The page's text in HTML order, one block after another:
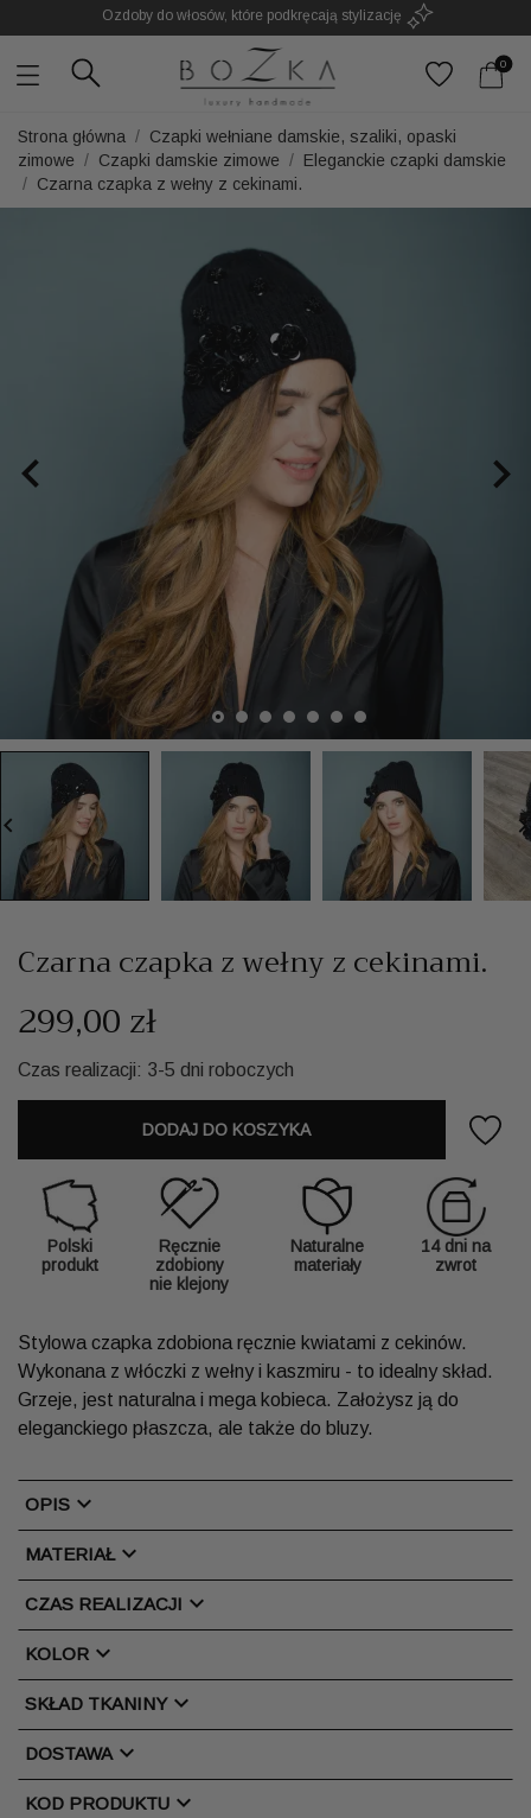
Powstają w Polsce z dużym udziałem pracy ręcznej
Twój znak rozpoznawczy. Nie kolejny dodatek 0
Strona główna
Czapki wełniane damskie, szaliki, opaski
zimowe
Czapki damskie zimowe
Eleganckie czapki damskie
Czarna czapka z wełny z cekinami.
 
Czarna czapka z wełny z cekinami.
299,00 zł
Czas realizacji: 3-5 dni roboczych
DODAJ DO KOSZYKA
Polski
produkt
Ręcznie
zdobiony
nie klejony
Naturalne
materiały
14 dni na
zwrot
Stylowa czapka zdobiona ręcznie kwiatami z cekinów.
Wykonana z włóczki z wełny i kaszmiru - to idealny skład.
Grzeje, jest naturalna i mega kobieca. Założysz ją do
eleganckiego płaszcza, ale także do bluzy.
OPIS chevron_right
MATERIAŁchevron_right
CZAS REALIZACJI chevron_right
KOLOR chevron_right
SKŁAD TKANINYchevron_right
DOSTAWAchevron_right
KOD PRODUKTU chevron_right